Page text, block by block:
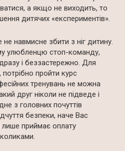
а якщо не виходить, то
дитячих «експериментів».
навмисне збити з ніг дитину.
улюбленцю стоп-команду,
і беззастережно. Для
потрібно пройти курс
тренувань не можна
друг ніколи не підведе і
з головних почуттів
безпеки, наче Вас
приймає оплату